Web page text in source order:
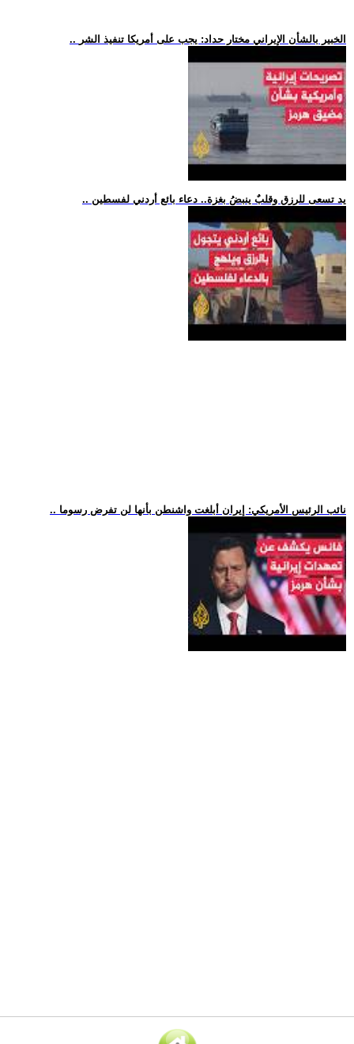
.. الخبير بالشأن الإيراني مختار حداد: يجب على أمريكا تنفيذ الشر
.. يد تسعى للرزق وقلبٌ ينبضُ بغزة.. دعاء بائع أردني لفسطين
.. نائب الرئيس الأمريكي: إيران أبلغت واشنطن بأنها لن تفرض رسوما